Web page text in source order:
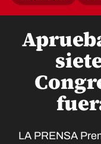
LA PRENSA